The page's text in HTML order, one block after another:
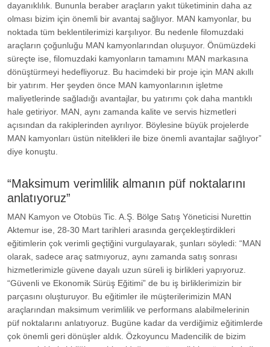
dayanıklılık. Bununla beraber araçların yakıt tüketiminin daha az
olması bizim için önemli bir avantaj sağlıyor. MAN kamyonlar, bu
noktada tüm beklentilerimizi karşılıyor. Bu nedenle filomuzdaki
araçların çoğunluğu MAN kamyonlarından oluşuyor. Önümüzdeki
süreçte ise, filomuzdaki kamyonların tamamını MAN markasına
dönüştürmeyi hedefliyoruz. Bu hacimdeki bir proje için MAN akıllı
bir yatırım. Her şeyden önce MAN kamyonlarının işletme
maliyetlerinde sağladığı avantajlar, bu yatırımı çok daha mantıklı
hale getiriyor. MAN, aynı zamanda kalite ve servis hizmetleri
açısından da rakiplerinden ayrılıyor. Böylesine büyük projelerde
MAN kamyonları üstün nitelikleri ile bize önemli avantajlar sağlıyor”
diye konuştu.
“Maksimum verimlilik almanın püf noktalarını
anlatıyoruz”
MAN Kamyon ve Otobüs Tic. A.Ş. Bölge Satış Yöneticisi Nurettin
Aktemur ise, 28-30 Mart tarihleri arasında gerçekleştirdikleri
eğitimlerin çok verimli geçtiğini vurgulayarak, şunları söyledi: “MAN
olarak, sadece araç satmıyoruz, aynı zamanda satış sonrası
hizmetlerimizle güvene dayalı uzun süreli iş birlikleri yapıyoruz.
“Güvenli ve Ekonomik Sürüş Eğitimi” de bu iş birliklerimizin bir
parçasını oluşturuyor. Bu eğitimler ile müşterilerimizin MAN
araçlarından maksimum verimlilik ve performans alabilmelerinin
püf noktalarını anlatıyoruz. Bugüne kadar da verdiğimiz eğitimlerde
çok önemli geri dönüşler aldık. Özkoyuncu Madencilik de bizim